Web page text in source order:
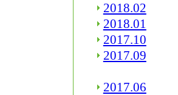
2018.02
2018.01
2017.10
2017.09
2017.06